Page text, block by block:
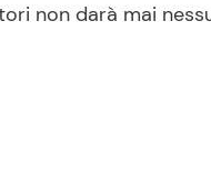
non darà mai